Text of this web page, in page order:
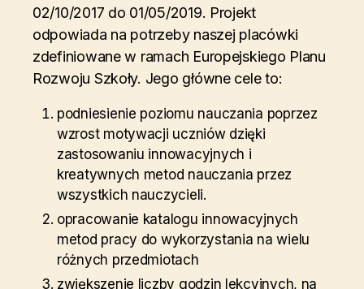
02/10/2017 do 01/05/2019. Projekt
odpowiada na potrzeby naszej placówki
zdefiniowane w ramach Europejskiego Planu
Rozwoju Szkoły. Jego główne cele to:
podniesienie poziomu nauczania poprzez
wzrost motywacji uczniów dzięki
zastosowaniu innowacyjnych i
kreatywnych metod nauczania przez
wszystkich nauczycieli.
opracowanie katalogu innowacyjnych
metod pracy do wykorzystania na wielu
różnych przedmiotach
zwiększenie liczby godzin lekcyjnych, na